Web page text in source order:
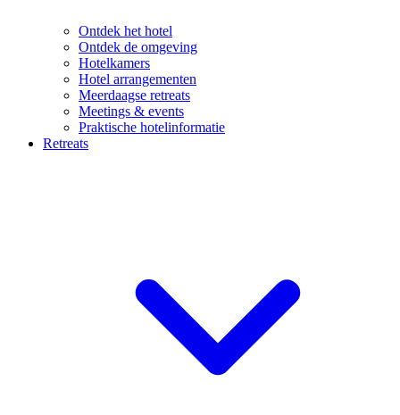
Ontdek het hotel
Ontdek de omgeving
Hotelkamers
Hotel arrangementen
Meerdaagse retreats
Meetings & events
Praktische hotelinformatie
Retreats